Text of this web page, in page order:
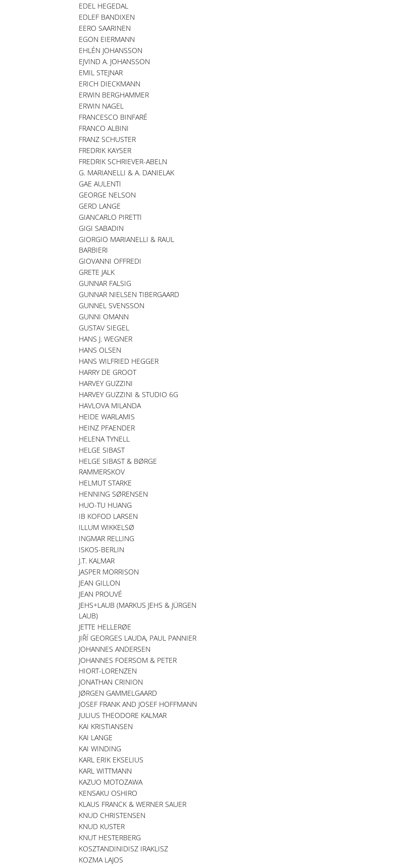
EDEL HEGEDAL
EDLEF BANDIXEN
EERO SAARINEN
EGON EIERMANN
EHLÉN JOHANSSON
EJVIND A. JOHANSSON
EMIL STEJNAR
ERICH DIECKMANN
ERWIN BERGHAMMER
ERWIN NAGEL
FRANCESCO BINFARÉ
FRANCO ALBINI
FRANZ SCHUSTER
FREDRIK KAYSER
FREDRIK SCHRIEVER-ABELN
G. MARIANELLI & A. DANIELAK
GAE AULENTI
GEORGE NELSON
GERD LANGE
GIANCARLO PIRETTI
GIGI SABADIN
GIORGIO MARIANELLI & RAUL
BARBIERI
GIOVANNI OFFREDI
GRETE JALK
GUNNAR FALSIG
GUNNAR NIELSEN TIBERGAARD
GUNNEL SVENSSON
GUNNI OMANN
GUSTAV SIEGEL
HANS J. WEGNER
HANS OLSEN
HANS WILFRIED HEGGER
HARRY DE GROOT
HARVEY GUZZINI
HARVEY GUZZINI & STUDIO 6G
HAVLOVA MILANDA
HEIDE WARLAMIS
HEINZ PFAENDER
HELENA TYNELL
HELGE SIBAST
HELGE SIBAST & BØRGE
RAMMERSKOV
HELMUT STARKE
HENNING SØRENSEN
HUO-TU HUANG
IB KOFOD LARSEN
ILLUM WIKKELSØ
INGMAR RELLING
ISKOS-BERLIN
J.T. KALMAR
JASPER MORRISON
JEAN GILLON
JEAN PROUVÉ
JEHS+LAUB (MARKUS JEHS & JÜRGEN
LAUB)
JETTE HELLERØE
JIŘÍ GEORGES LAUDA, PAUL PANNIER
JOHANNES ANDERSEN
JOHANNES FOERSOM & PETER
HIORT-LORENZEN
JONATHAN CRINION
JØRGEN GAMMELGAARD
JOSEF FRANK AND JOSEF HOFFMANN
JULIUS THEODORE KALMAR
KAI KRISTIANSEN
KAI LANGE
KAI WINDING
KARL ERIK EKSELIUS
KARL WITTMANN
KAZUO MOTOZAWA
KENSAKU OSHIRO
KLAUS FRANCK & WERNER SAUER
KNUD CHRISTENSEN
KNUD KUSTER
KNUT HESTERBERG
KOSZTANDINIDISZ IRAKLISZ
KOZMA LAJOS